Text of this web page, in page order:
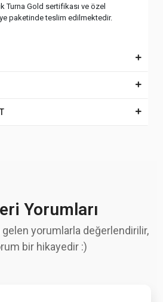
Turna Gold sertifikası ve özel
paketinde teslim edilmektedir.
Yorumları
yorumlarla değerlendirilir,
bir hikayedir :)